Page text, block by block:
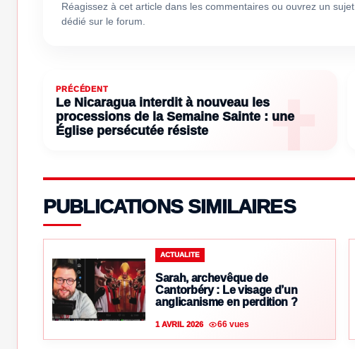
Réagissez à cet article dans les commentaires ou ouvrez un sujet
dédié sur le forum.
PRÉCÉDENT
Le Nicaragua interdit à nouveau les
processions de la Semaine Sainte : une
Église persécutée résiste
PUBLICATIONS SIMILAIRES
ACTUALITE
Sarah, archevêque de
Cantorbéry : Le visage d’un
anglicanisme en perdition ?
1 AVRIL 2026 66 vues